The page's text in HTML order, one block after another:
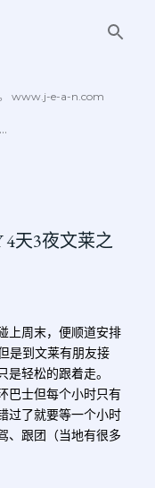
。 www.j-e-a-n.com
天3夜文莱之
上周末，便顺道安排
是到文莱有朋友接
轻松的跟着走。
巴士但每个小时只有
过了就要等一个小时
、跟团（当地有很多